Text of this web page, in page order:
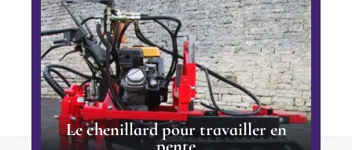
Le chenillard pour travailler en
pente